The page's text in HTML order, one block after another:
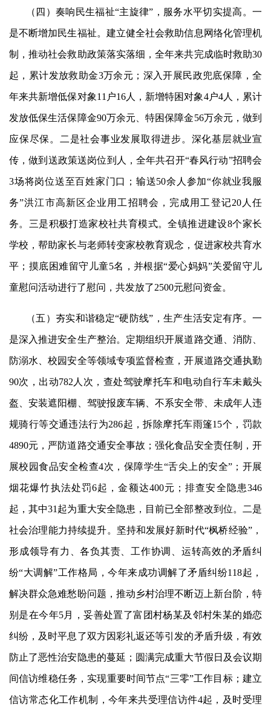
（四）奏响 民生福祉“主旋律”，服务水平切实提高。一
是不断增加民生福祉。建立健全社会救助信息网络化管理机
制，推动社会救助政策落实落细，全年来共完成临时救助30
起，累计发放救助金3万余元；深入开展民政兜底保障，全
年来共新增低保对象11户16人，新增特困对象4户4人，累计
发放低保生活保障金90万余元、特困保障金56万余元，做到
应保尽保。二是社会事业发展取得进步。深化基层就业宣
传 ，做到送政策送岗位到人，全年共召开“春风行动”招聘会
3场将岗位送至百姓家门口；输送50余人参加“你就业我服
务”洪江市高新区企业用工招聘会，完成用工登记20人任
务。三是积极打造家校社共育模式。全镇推进建设8个家长
学校，帮助家长与老师转变家校教育观念，促进家校共育水
平；摸底困难留守儿童5名，并根据“爱心妈妈”关爱留守儿
童慰问活动进行了慰问，共发放了2500元慰问资金。
（五）夯实和谐稳定“硬防线”，生产生活安定有序。一
是深入推进安全生产整治。定期组织开展道路交通、消防、
防溺水、校园安全等领域专项监督检查，开展道路交通执勤
90次，出动782人次，查处驾驶摩托车和电动自行车未戴头
盔、安装遮阳棚、驾驶报废车辆、不系安全带、未成年人违
规骑行等交通违法行为286起，拆除摩托车雨篷15个，罚款
4890元，严防道路交通安全事故；强化食品安全责任制，开
展校园食品安全检查4次，保障学生“舌尖上的安全”；开展
烟花爆竹执法处罚6起，金额达400元；排查安全隐患346
起，其中31起为重大安全隐患，目前已全部整改到位。二是
社会治理能力持续提升。 坚持和发展好新时代“枫桥经验”，
形成领导有力、各负其责、工作协调、运转高效的矛盾纠
纷“大调解”工作格局，今年来成功调解了矛盾纠纷118起，
解决群众急难愁盼问题，推动乡村治理不断迈上新台阶，特
别是在今年5月，妥善处置了富团村杨某及邻村朱某的婚恋
纠纷，及时平息了双方因彩礼返还等引发的矛盾升级，有效
防止了恶性治安隐患的蔓延；圆满完成重大节假日及会议期
间信访维稳任务，实现重要时间节点“三零”工作目标；建立
信访常态化工作机制 ，今年来共受理信访件4起，及时受理